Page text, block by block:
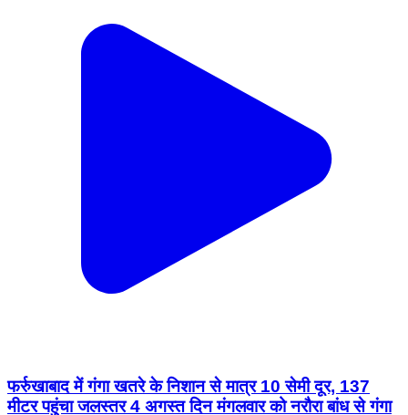
फर्रुखाबाद में गंगा खतरे के निशान से मात्र 10 सेमी दूर, 137
मीटर पहुंचा जलस्तर 4 अगस्त दिन मंगलवार को नरौरा बांध से गंगा